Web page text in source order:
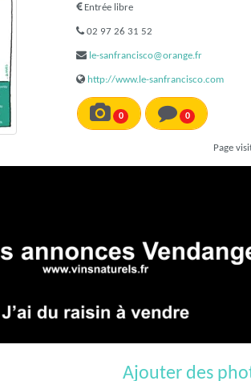
Entrée libre
02 97 26 31 52
le-sanfrancisco@orange.fr
http://www.le-sanfrancisco.com
0 0
Page
Ajouter des